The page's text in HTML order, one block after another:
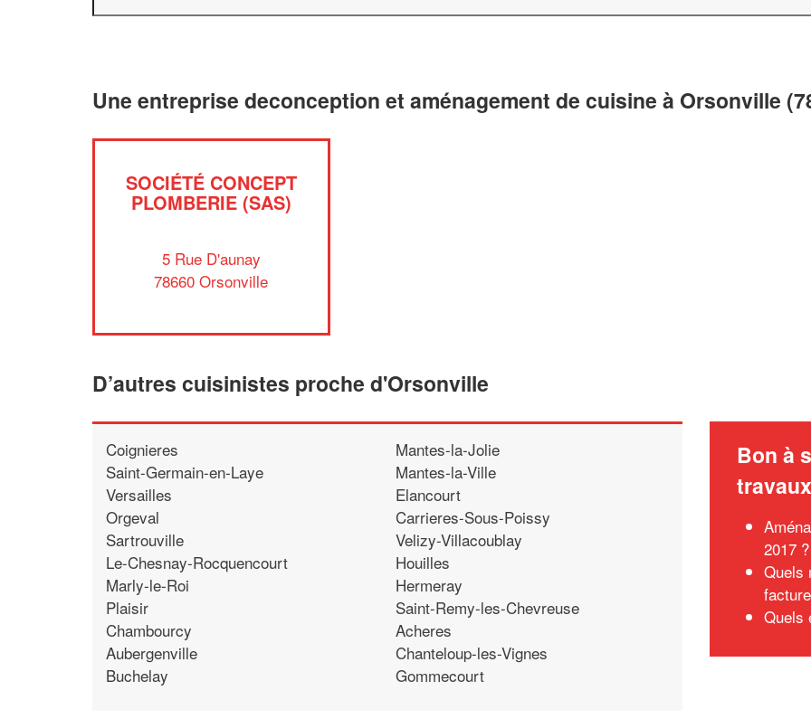
Une entreprise deconception et aménagement de cuisine à Orsonville
SOCIÉTÉ CONCEPT
PLOMBERIE (SAS)
5 Rue D'aunay
78660 Orsonville
D’autres cuisinistes proche d'Orsonville
Coignieres
Saint-Germain-en-Laye
Versailles
Orgeval
Sartrouville
Le-Chesnay-Rocquencourt
Marly-le-Roi
Plaisir
Chambourcy
Aubergenville
Buchelay
Mantes-la-Jolie
Mantes-la-Ville
Elancourt
Carrieres-Sous-Poissy
Velizy-Villacoublay
Houilles
Hermeray
Saint-Remy-les-Chevreuse
Acheres
Chanteloup-les-Vignes
Gommecourt
Bon à
travaux
2017 ?
Quels
Quels